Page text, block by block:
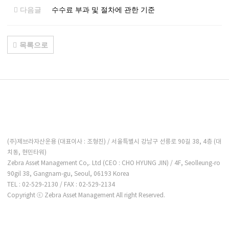
다음글 수수료 부과 및 절차에 관한 기준
목록으로
(주)제브라자산운용 (대표이사 : 조형진) / 서울특별시 강남구 선릉로 90길 38, 4층 (대
치동, 현민타워)
Zebra Asset Management Co,. Ltd (CEO : CHO HYUNG JIN) / 4F, Seolleung-ro
90gil 38, Gangnam-gu, Seoul, 06193 Korea
TEL : 02-529-2130 / FAX : 02-529-2134
Copyright ⓒ Zebra Asset Management All right Reserved.